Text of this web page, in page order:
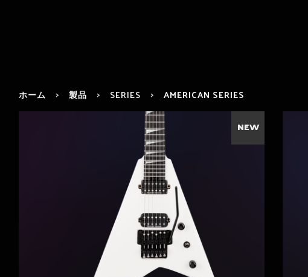
ホーム 製品 SERIES AMERICAN SERIES
NEW